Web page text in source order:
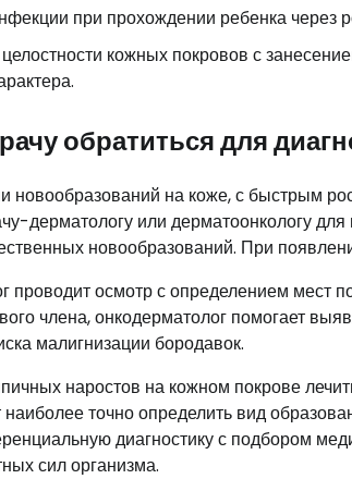
при прохождении ребенка через
кожных покровов с
обратиться для
новообразований на коже, с быстрым
дерматологу или дерматоонкологу
новообразований. При
проводит осмотр с определением мест
члена, онкодерматолог помогает
малигнизации бородавок.
наростов на кожном покрове
наиболее точно определить вид
диагностику с подбором
сил организма.